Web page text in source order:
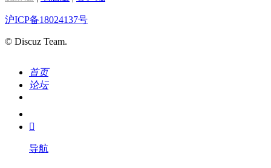
沪ICP备18024137号
© Discuz Team.
首页
论坛
我的

导航